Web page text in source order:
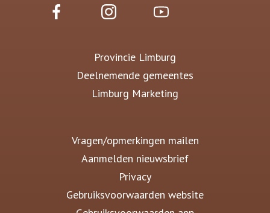
Provincie Limburg
Deelnemende gemeentes
Limburg Marketing
Vragen/opmerkingen mailen
Aanmelden nieuwsbrief
Privacy
Gebruiksvoorwaarden website